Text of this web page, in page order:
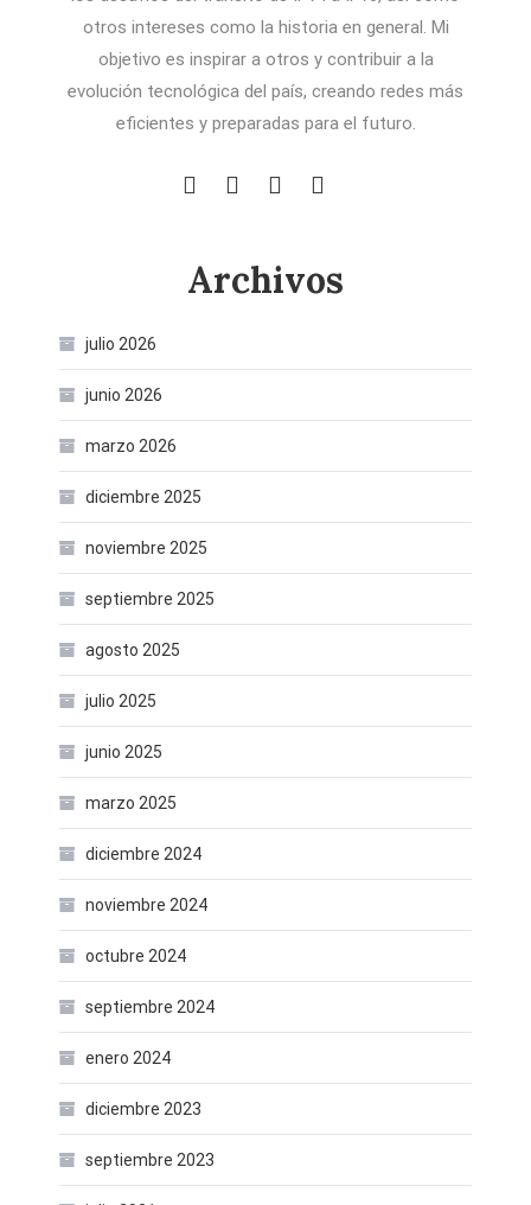
otros intereses como la historia en general. Mi
objetivo es inspirar a otros y contribuir a la
evolución tecnológica del país, creando redes más
eficientes y preparadas para el futuro.
Archivos
julio 2026
junio 2026
marzo 2026
diciembre 2025
noviembre 2025
septiembre 2025
agosto 2025
julio 2025
junio 2025
marzo 2025
diciembre 2024
noviembre 2024
octubre 2024
septiembre 2024
enero 2024
diciembre 2023
septiembre 2023